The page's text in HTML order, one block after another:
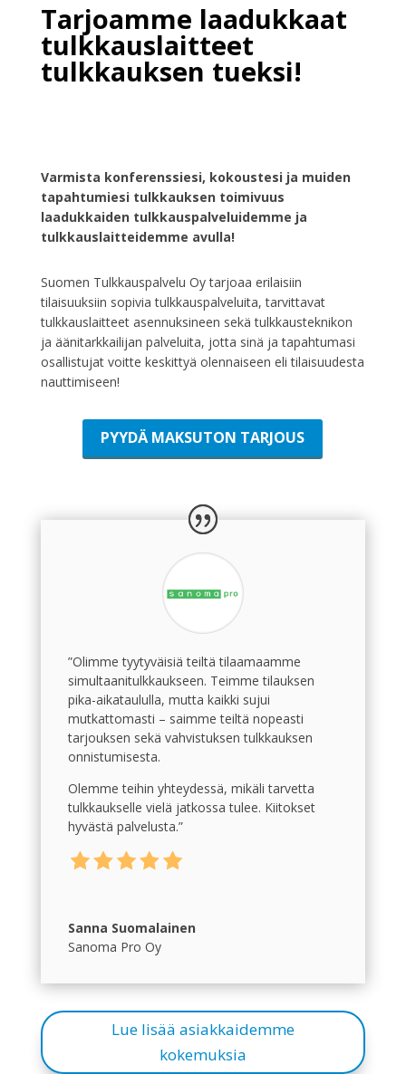
Tarjoamme laadukkaat
tulkkauslaitteet
tulkkauksen tueksi!
Varmista konferenssiesi, kokoustesi ja muiden
tapahtumiesi tulkkauksen toimivuus
laadukkaiden tulkkauspalveluidemme ja
tulkkauslaitteidemme avulla!
Suomen Tulkkauspalvelu Oy tarjoaa erilaisiin
tilaisuuksiin sopivia tulkkauspalveluita, tarvittavat
tulkkauslaitteet asennuksineen sekä tulkkausteknikon
ja äänitarkkailijan palveluita, jotta sinä ja tapahtumasi
osallistujat voitte keskittyä olennaiseen eli tilaisuudesta
nauttimiseen!
PYYDÄ MAKSUTON TARJOUS
”Olimme tyytyväisiä teiltä tilaamaamme
simultaanitulkkaukseen. Teimme tilauksen
pika-aikataululla, mutta kaikki sujui
mutkattomasti – saimme teiltä nopeasti
tarjouksen sekä vahvistuksen tulkkauksen
onnistumisesta.
Olemme teihin yhteydessä, mikäli tarvetta
tulkkaukselle vielä jatkossa tulee. Kiitokset
hyvästä palvelusta.”
Sanna Suomalainen
Sanoma Pro Oy
Lue lisää asiakkaidemme
kokemuksia